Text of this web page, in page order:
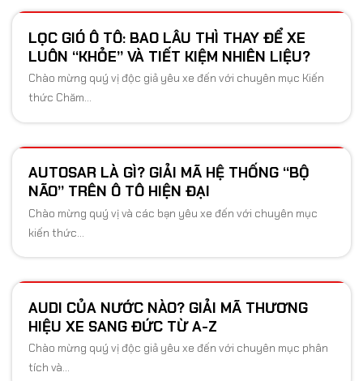
ô...
ĐÁP CHI TIẾT
Chào mừng quý vị độc giả đến với chuyên mục kiến thức ô
tô từ...
LỌC GIÓ Ô TÔ: BAO LÂU THÌ THAY ĐỂ XE
LUÔN “KHỎE” VÀ TIẾT KIỆM NHIÊN LIỆU?
Chào mừng quý vị độc giả yêu xe đến với chuyên mục Kiến
thức Chăm...
AUTOSAR LÀ GÌ? GIẢI MÃ HỆ THỐNG “BỘ
NÃO” TRÊN Ô TÔ HIỆN ĐẠI
Chào mừng quý vị và các bạn yêu xe đến với chuyên mục
kiến thức...
AUDI CỦA NƯỚC NÀO? GIẢI MÃ THƯƠNG
HIỆU XE SANG ĐỨC TỪ A-Z
Chào mừng quý vị độc giả yêu xe đến với chuyên mục phân
tích và...